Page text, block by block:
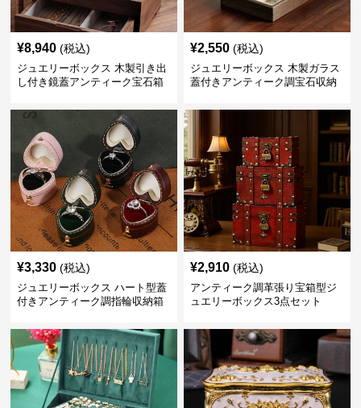
¥8,940 (税込)
ジュエリーボックス 木製引き出
し付き鏡蓋アンティーク宝石箱
¥2,550 (税込)
ジュエリーボックス 木製ガラス
蓋付きアンティーク調宝石収納
¥3,330 (税込)
ジュエリーボックス ハート型蓋
付きアンティーク調指輪収納箱
¥2,910 (税込)
アンティーク調革張り宝箱型ジ
ュエリーボックス3点セット